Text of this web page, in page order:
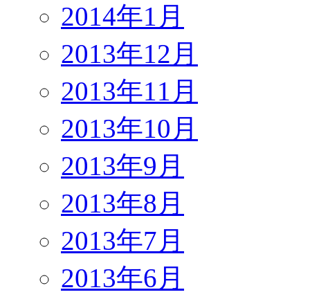
2014年1月
2013年12月
2013年11月
2013年10月
2013年9月
2013年8月
2013年7月
2013年6月